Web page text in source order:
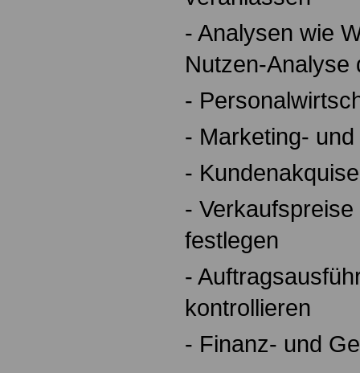
- Analysen wie
Nutzen-Analyse
-
- Marketing-
-
-
festlegen
-
kontrollieren
- Finanz- und